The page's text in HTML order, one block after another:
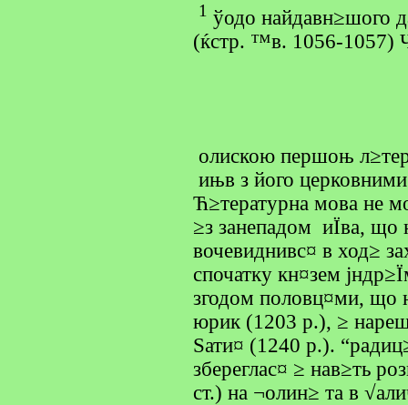
1 ўодо найдавн≥шого
(ќстр. ™в. 1056-1057)
олискою першоњ
ињв з його
Ћ≥тературна мова не
≥з занепадом иЇва, що
вочевиднивс¤ в ход≥
спочатку кн¤зем
згодом половц¤ми, що
юрик (1203 р.), ≥
Ѕати¤ (1240 р.).
збереглас¤ ≥ нав≥ть
ст.) на ¬олин≥ та в